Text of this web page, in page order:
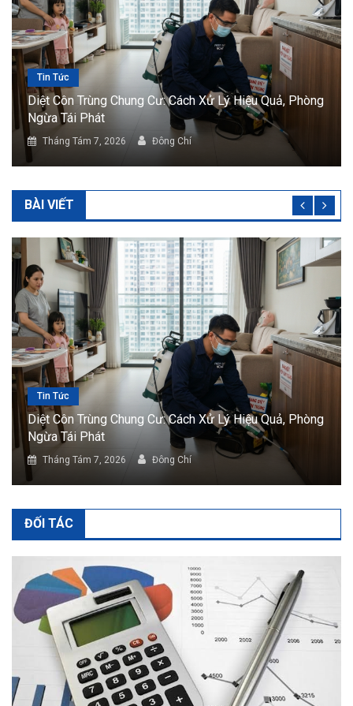
Tin Tức
Diệt Côn Trùng Nhà Ở: Giải Pháp Bảo Vệ Không Gian
Sống An Toàn
Tháng Tám 7, 2026 Đông Chí
BÀI VIẾT
Tin Tức
Diệt Côn Trùng Nhà Ở: Giải Pháp Bảo Vệ Không Gian
Sống An Toàn
Tháng Tám 7, 2026 Đông Chí
ĐỐI TÁC